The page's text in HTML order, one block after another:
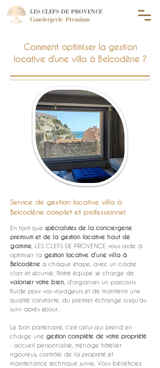
LES CLEFS DE PROVENCE
Conciergerie Premium
Comment optimiser la gestion
locative d’une villa à Belcodène ?
Service de gestion locative villa à
Belcodène complet et professionnel
En tant que spécialistes de la conciergerie
premium et de la gestion locative haut de
gamme , LES CLEFS DE PROVENCE vous aide à
optimiser la gestion locative d’une villa à
Belcodène à chaque étape, avec un cadre
clair et sécurisé. Notre équipe se charge de
valoriser votre bien , d’organiser un parcours
fluide pour vos voyageurs et de maintenir une
qualité constante, du premier échange jusqu’au
suivi après séjour.
Le bon partenaire, c’est celui qui prend en
charge une gestion complète de votre propriété
: accueil personnalisé, ménage hôtelier
rigoureux, contrôle de la propreté et
maintenance technique suivie. Vous bénéficiez